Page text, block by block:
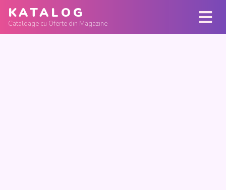
KATALOG
Cataloage cu Oferte din Magazine